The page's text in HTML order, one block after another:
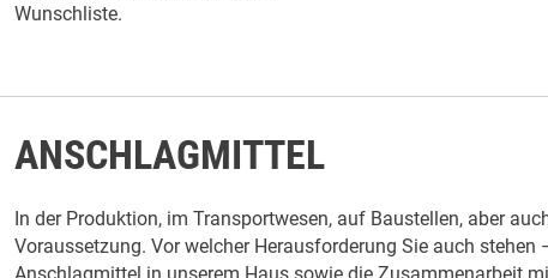
Wunschliste.
ANSCHLAGMITTEL
In der Produktion, im Transportwesen, auf Baustellen, aber
Voraussetzung. Vor welcher Herausforderung Sie auch